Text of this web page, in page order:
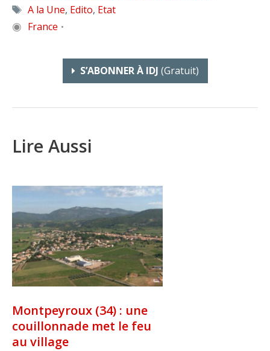
Étiquettes
A la Une, Edito, Etat
◉ France •
S’ABONNER À IDJ (gratuit)
Lire Aussi
Montpeyroux (34) : une
couillonnade met le feu
au village